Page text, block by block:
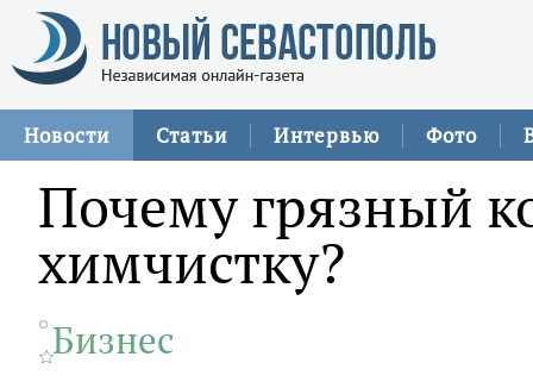
Новости Статьи Интервью Фото
Почему грязный
химчистку?
Бизнес